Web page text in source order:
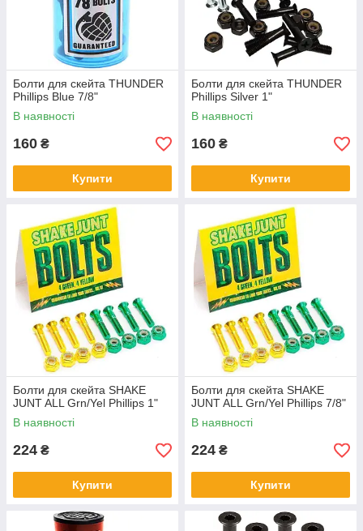
Болти для скейта THUNDER
Phillips Blue 7/8"
В наявності
160 ₴
Купити
Болти для скейта THUNDER
Phillips Silver 1"
В наявності
160 ₴
Купити
Болти для скейта SHAKE
JUNT ALL Grn/Yel Phillips 1"
В наявності
224 ₴
Купити
Болти для скейта SHAKE
JUNT ALL Grn/Yel Phillips 7/8"
В наявності
224 ₴
Купити